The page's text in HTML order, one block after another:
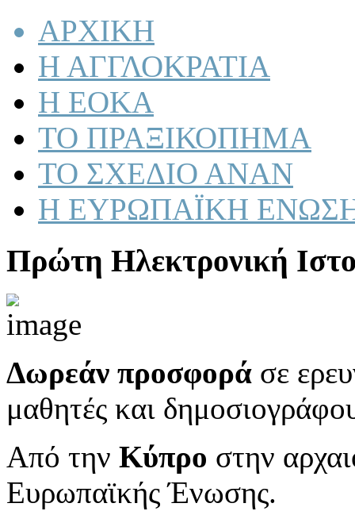
ΑΡΧΙΚΗ
Η ΑΓΓΛΟΚΡΑΤΙΑ
Η ΕΟΚΑ
ΤΟ ΠΡΑΞΙΚΟΠΗΜΑ
ΤΟ ΣΧΕΔΙΟ ΑΝΑΝ
Η ΕΥΡΩΠΑΪΚΗ
Πρώτη Ηλεκτρονική
Δωρεάν προσφορά σε
μαθητές και
Από την Κύπρο στην
Ευρωπαϊκής Ένωσης.